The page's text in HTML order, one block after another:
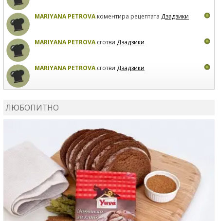
MARIYANA PETROVAкоментира рецептата Дзадзики
MARIYANA PETROVAсготви Дзадзики
MARIYANA PETROVAсготви Дзадзики
ЛЮБОПИТНО